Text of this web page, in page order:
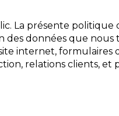
La présente
des données que nous
internet, formulaires
relations clients, et